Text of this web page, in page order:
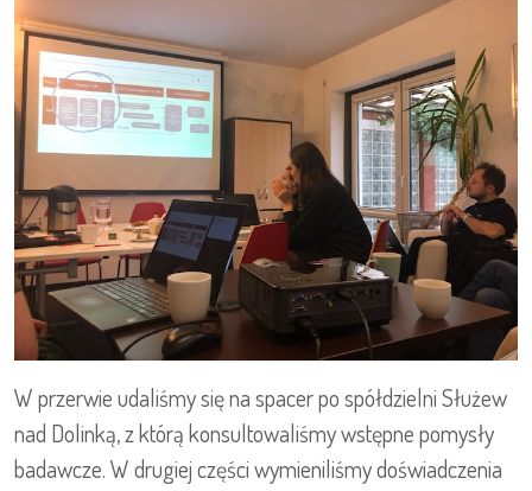
W przerwie udaliśmy się na spacer po spółdzielni Służew
nad Dolinką, z którą konsultowaliśmy wstępne pomysły
badawcze. W drugiej części wymieniliśmy doświadczenia